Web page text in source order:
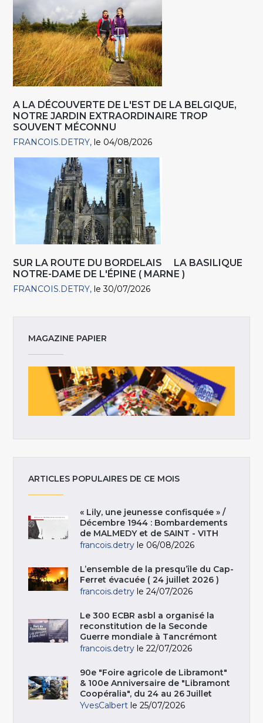
A LA DÉCOUVERTE DE L'EST DE LA BELGIQUE,
NOTRE JARDIN EXTRAORDINAIRE TROP
SOUVENT MÉCONNU
FRANCOIS.DETRY le 04/08/2026
SUR LA ROUTE DU BORDELAIS LA BASILIQUE
NOTRE-DAME DE L'ÉPINE ( MARNE )
FRANCOIS.DETRY le 30/07/2026
MAGAZINE PAPIER
ARTICLES POPULAIRES DE CE MOIS
« Lily, une jeunesse confisquée » /
Décembre 1944 : Bombardements
de MALMEDY et de SAINT - VITH
francois.detry le 06/08/2026
L’ensemble de la presqu’île du Cap-
Ferret évacuée ( 24 juillet 2026 )
francois.detry le 24/07/2026
Le 300 ECBR asbl a organisé la
reconstitution de la Seconde
Guerre mondiale à Tancrémont
francois.detry le 22/07/2026
90e "Foire agricole de Libramont"
& 100e Anniversaire de "Libramont
Coopéralia", du 24 au 26 Juillet
YvesCalbert le 25/07/2026